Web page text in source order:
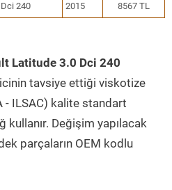
240 2015 8567 TL
Latitude 3.0 Dci 240
tavsiye ettiği viskotize
- ILSAC) kalite standart
Değişim yapılacak
parçaların OEM kodlu